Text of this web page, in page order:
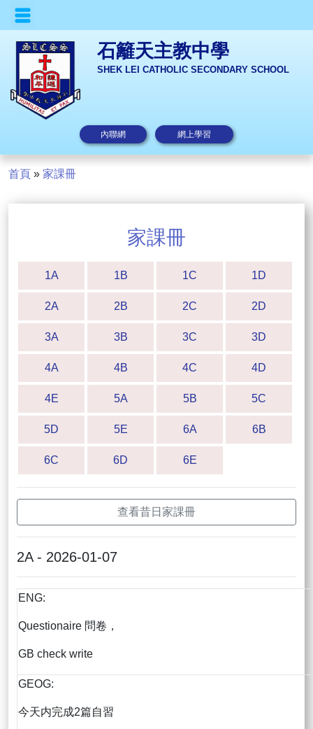
石籬天主教中學
SHEK LEI CATHOLIC SECONDARY SCHOOL
內聯網 網上學習
首頁 » 家課冊
家課冊
1A 1B 1C 1D
2A 2B 2C 2D
3A 3B 3C 3D
4A 4B 4C 4D
4E 5A 5B 5C
5D 5E 6A 6B
6C 6D 6E
查看昔日家課冊
2A - 2026-01-07
ENG:
Questionaire 問卷，
GB check write
GEOG:
今天内完成2篇自習